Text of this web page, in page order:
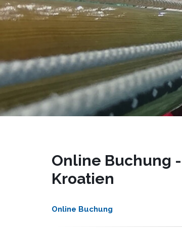
Online Buchung
Kroatien
Online Buchung